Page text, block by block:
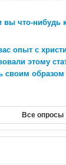
вы что-нибудь
опыт с
этому
своим
Все опросы